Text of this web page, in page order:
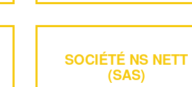
SOCIÉTÉ NS NETT
(SAS)